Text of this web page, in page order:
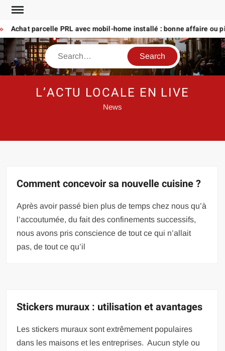
Skip
contentparcelle PRL avec mobil-home installé : bonne affaire ou
Search
L’ACTU LOCALE EN LIVE
News
Comment concevoir sa nouvelle cuisine ?
Après avoir passé bien plus de temps chez nous qu’à
l’accoutumée, du fait des confinements successifs,
nous avons pris conscience de tout ce qui n’allait
pas, de tout ce qu’il
Stickers muraux : utilisation et avantages
Les stickers muraux sont extrêmement populaires
dans les maisons et les entreprises. Aucun style ou